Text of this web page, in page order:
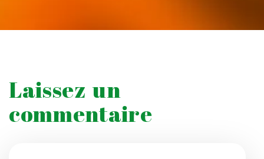
Laissez un
commentaire